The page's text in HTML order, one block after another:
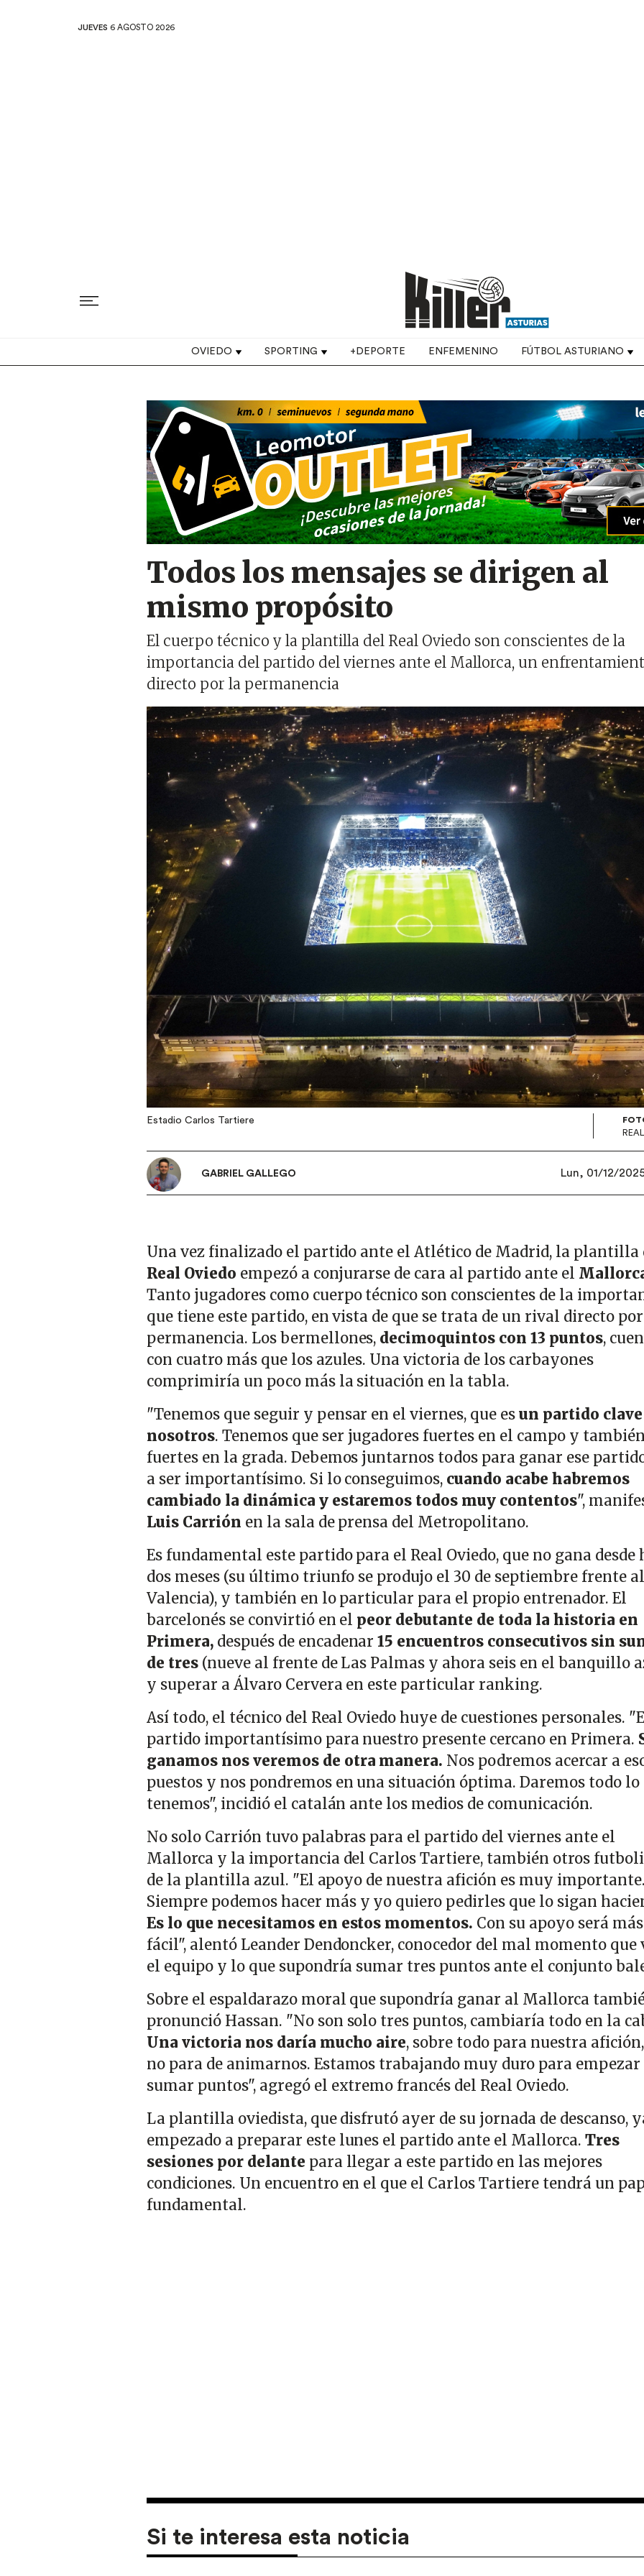
JUEVES 6 AGOSTO 2026
Top navigation
OVIEDO SPORTING +DEPORTE ENFEMENINO FÚTBOL ASTURIANO
Image
Todos los mensajes se dirigen al
mismo propósito
El cuerpo técnico y la plantilla del Real Oviedo son conscientes de la
importancia del partido del viernes ante el Mallorca, un
directo por la permanencia
Imagen
Estadio Carlos Tartiere
GABRIEL GALLEGO Lun, 01/12/
Una vez finalizado el partido ante el Atlético de Madrid, la plantilla
Real Oviedo empezó a conjurarse de cara al partido ante el
Tanto jugadores como cuerpo técnico son conscientes de la
que tiene este partido, en vista de que se trata de un rival directo
permanencia. Los bermellones, decimoquintos con 13 puntos,
con cuatro más que los azules. Una victoria de los carbayones
comprimiría un poco más la situación en la tabla.
"Tenemos que seguir y pensar en el viernes, que esun partido
nosotros. Tenemos que ser jugadores fuertes en el campo y
fuertes en la grada. Debemos juntarnos todos para ganar ese
a ser importantísimo. Si lo conseguimos, cuando acabe habremos
cambiado la dinámica y estaremos todos muy contentos",
Luis Carrión en la sala de prensa del Metropolitano.
Es fundamental este partido para el Real Oviedo, que no gana desde
dos meses (su último triunfo se produjo el 30 de septiembre frente al
Valencia), y también en lo particular para el propio entrenador. El
barcelonés se convirtió en el peor debutante de toda la historia en
Primera,después de encadenar15 encuentros consecutivos sin
de tres (nueve al frente de Las Palmas y ahora seis en el banquillo
y superar a Álvaro Cervera en este particular ranking.
Así todo, el técnico del Real Oviedo huye de cuestiones personales.
partido importantísimo para nuestro presente cercano en Primera.
ganamos nos veremos de otra manera. Nos podremos acercar a
puestos y nos pondremos en una situación óptima. Daremos todo lo
tenemos", incidió el catalán ante los medios de comunicación.
No solo Carrión tuvo palabras para el partido del viernes ante el
Mallorca y la importancia del Carlos Tartiere, también otros
de la plantilla azul. "El apoyo de nuestra afición es muy
Siempre podemos hacer más y yo quiero pedirles que lo sigan
Es lo que necesitamos en estos momentos. Con su apoyo será más
fácil", alentó Leander Dendoncker, conocedor del mal momento que
el equipo y lo que supondría sumar tres puntos ante el conjunto
Sobre el espaldarazo moral que supondría ganar al Mallorca
pronunció Hassan. "No son solo tres puntos, cambiaría todo en la
Una victoria nos daría mucho aire, sobre todo para nuestra
no para de animarnos. Estamos trabajando muy duro para empezar
sumar puntos", agregó el extremo francés del Real Oviedo.
La plantilla oviedista, que disfrutó ayer de su jornada de descanso,
empezado a preparar este lunes el partido ante el Mallorca. Tres
sesiones por delante para llegar a este partido en las mejores
condiciones. Un encuentro en el que el Carlos Tartiere tendrá un
fundamental.
Si te interesa esta noticia